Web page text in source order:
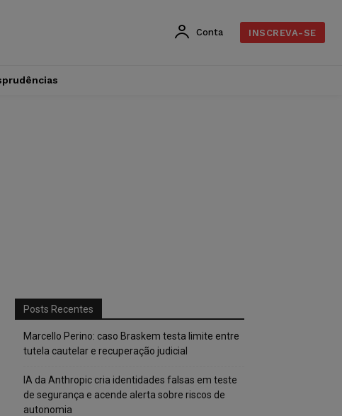
Conta INSCREVA-SE
Posts Recentes
Marcello Perino: caso Braskem testa limite entre
tutela cautelar e recuperação judicial
IA da Anthropic cria identidades falsas em teste
de segurança e acende alerta sobre riscos de
autonomia